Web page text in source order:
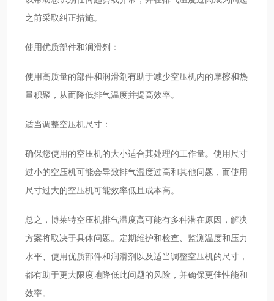
之前采取纠正措施。
使用优质部件和润滑剂：
使用高质量的部件和润滑剂有助于减少空压机内的摩擦和热
量积聚，从而降低排气温度并提高效率。
适当调整空压机尺寸：
确保您使用的空压机的大小适合其处理的工作量。使用尺寸
过小的空压机可能会导致排气温度过高和其他问题，而使用
尺寸过大的空压机可能效率低且成本高。
总之，博莱特空压机排气温度高可能有多种潜在原因，解决
方案将取决于具体问题。定期维护和检查、监测温度和压力
水平、使用优质部件和润滑剂以及适当调整空压机的尺寸，
都有助于更大限度地降低此问题的风险，并确保更佳性能和
效率。